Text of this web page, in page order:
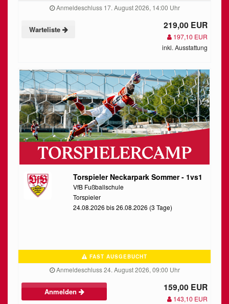
Anmeldeschluss 17. August 2026, 14:00 Uhr
Warteliste 219,00 EUR
197,10 EUR
inkl. Ausstattung
Torspieler Neckarpark Sommer - 1vs1
VfB Fußballschule
Torspieler
24.08.2026 bis 26.08.2026 (3 Tage)
FAST AUSGEBUCHT
Anmeldeschluss 24. August 2026, 09:00 Uhr
Anmelden 159,00 EUR
143,10 EUR